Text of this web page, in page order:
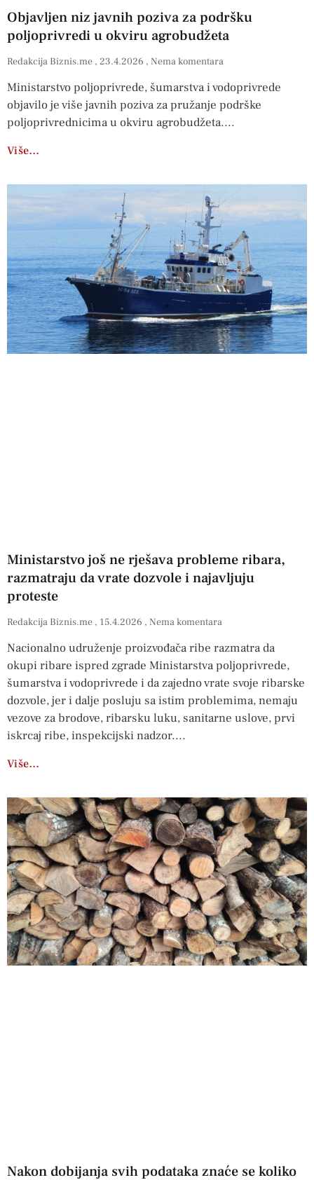
Objavljen niz javnih poziva za podršku
poljoprivredi u okviru agrobudžeta
Redakcija Biznis.me 23.4.2026 Nema komentara
Ministarstvo poljoprivrede, šumarstva i vodoprivrede
objavilo je više javnih poziva za pružanje podrške
poljoprivrednicima u okviru agrobudžeta.
Više…
Ministarstvo još ne rješava probleme ribara,
razmatraju da vrate dozvole i najavljuju
proteste
Redakcija Biznis.me 15.4.2026 Nema komentara
Nacionalno udruženje proizvođača ribe razmatra da
okupi ribare ispred zgrade Ministarstva poljoprivrede,
šumarstva i vodoprivrede i da zajedno vrate svoje ribarske
dozvole, jer i dalje posluju sa istim problemima, nemaju
vezove za brodove, ribarsku luku, sanitarne uslove, prvi
iskrcaj ribe, inspekcijski nadzor.
Više…
Nakon dobijanja svih podataka znaće se koliko